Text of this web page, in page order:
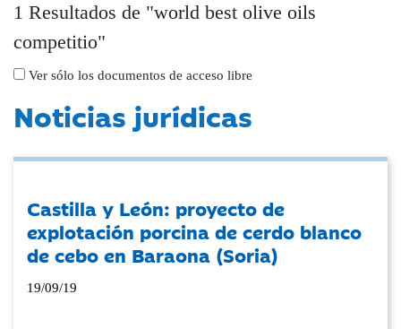
1 Resultados de "world best olive oils
competitio"
Ver sólo los documentos de acceso libre
Noticias jurídicas
Castilla y León: proyecto de
explotación porcina de cerdo blanco
de cebo en Baraona (Soria)
19/09/19